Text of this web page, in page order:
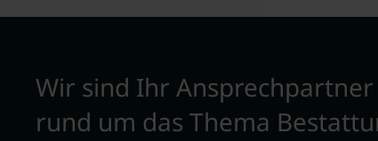
Wir sind Ihr Ansprechpartner
rund um das Thema